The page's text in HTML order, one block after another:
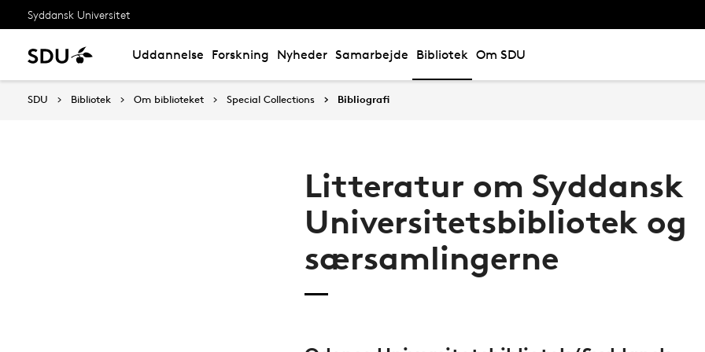
Syddansk Universitet
Uddannelse Forskning Nyheder Samarbejde Bibliotek Om SDU
SDU Bibliotek Om biblioteket Special Collections Bibliografi
Litteratur om Syddansk
Universitetsbibliotek og
særsamlingerne